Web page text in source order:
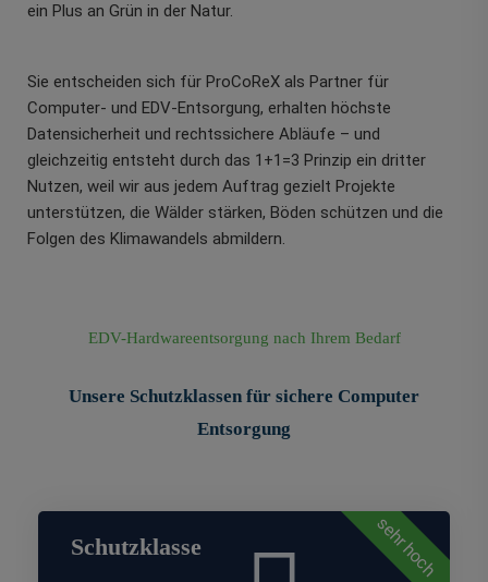
ein Plus an Grün in der Natur.
Sie entscheiden sich für ProCoReX als Partner für
Computer- und EDV-Entsorgung, erhalten höchste
Datensicherheit und rechtssichere Abläufe – und
gleichzeitig entsteht durch das 1+1=3 Prinzip ein dritter
Nutzen, weil wir aus jedem Auftrag gezielt Projekte
unterstützen, die Wälder stärken, Böden schützen und die
Folgen des Klimawandels abmildern.
EDV-Hardwareentsorgung nach Ihrem Bedarf
Unsere Schutzklassen für sichere Computer
Entsorgung
sehr hoch
Schutzklasse